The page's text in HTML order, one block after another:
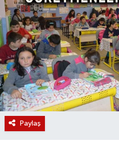
Paylaş
Etkinlikler